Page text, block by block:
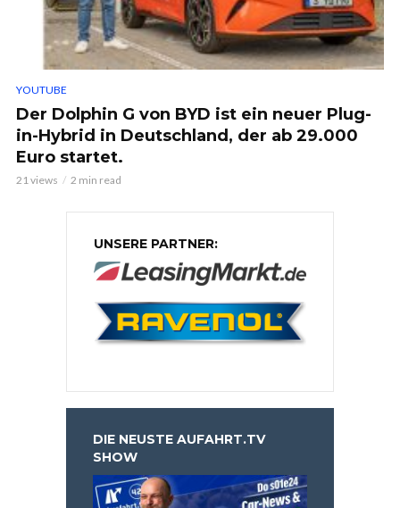
YOUTUBE
Der Dolphin G von BYD ist ein neuer Plug-
in-Hybrid in Deutschland, der ab 29.000
Euro startet.
21 views 2 min read
UNSERE PARTNER:
DIE NEUSTE AUFAHRT.TV
SHOW